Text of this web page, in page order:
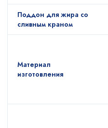
Поддон для жира со
сливным краном
Материал
изготовления